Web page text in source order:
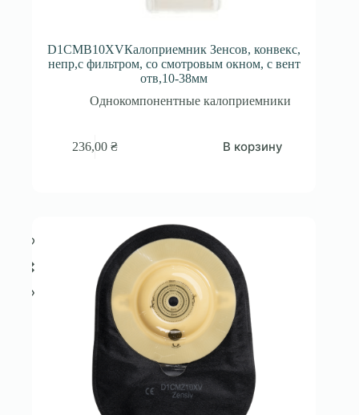
D1CMB10XVКалоприемник Зенсов, конвекс,
непр,с фильтром, со смотровым окном, с вент
отв,10-38мм
Однокомпонентные калоприемники
236,00₴ В корзину